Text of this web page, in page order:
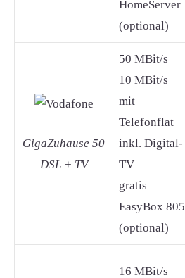
HomeServer
(optional)
GigaZuhause 50
DSL + TV
50 MBit/s
10 MBit/s
mit
Telefonflat
inkl. Digital-
TV
gratis
EasyBox 805
(optional)
16 MBit/s